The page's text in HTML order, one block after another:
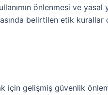
önlenmesi ve
belirtilen etik
için gelişmiş güvenlik